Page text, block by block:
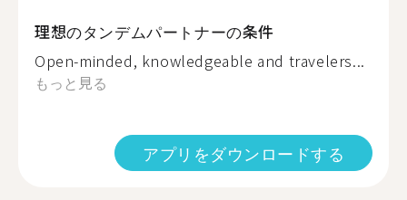
理想のタンデムパートナーの条件
Open-minded, knowledgeable and travelers...
もっと見る
アプリをダウンロードする